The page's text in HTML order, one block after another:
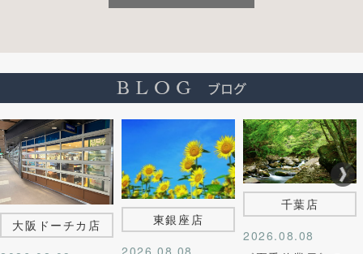
大阪ドーチカ店
東銀座店
千葉店
2026.08.08